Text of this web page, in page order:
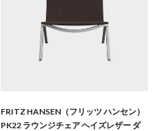
FRITZ HANSEN（フリッツ ハンセン）
PK22 ラウンジチェア ヘイズレザー ダ